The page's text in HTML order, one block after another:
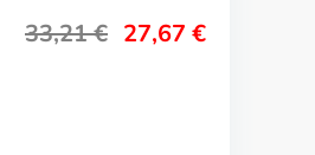
33,21€ 27,67 €